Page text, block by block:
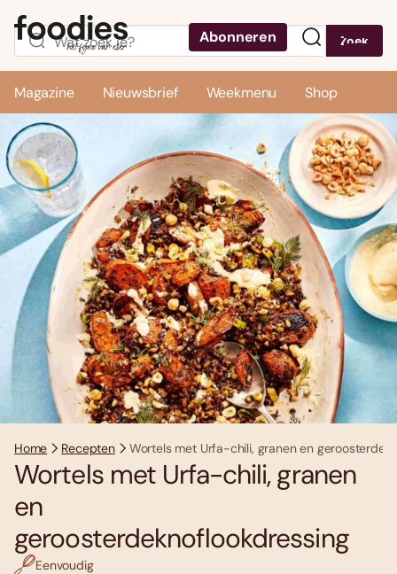
Abonneren Zoek
Magazine Nieuwsbrief Weekmenu Shop
Home Recepten Wortels met Urfa-chili, granen en
Wortels met Urfa-chili, granen
en
geroosterdeknoflookdressing
Eenvoudig